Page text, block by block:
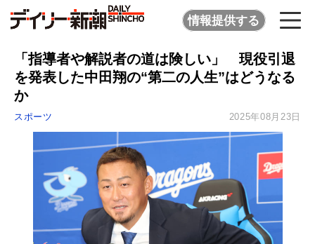
情報提供する
「指導者や解説者の道は険しい」 現役引退
を発表した中田翔の“第二の人生”はどうなる
か
スポーツ 2025年08月23日